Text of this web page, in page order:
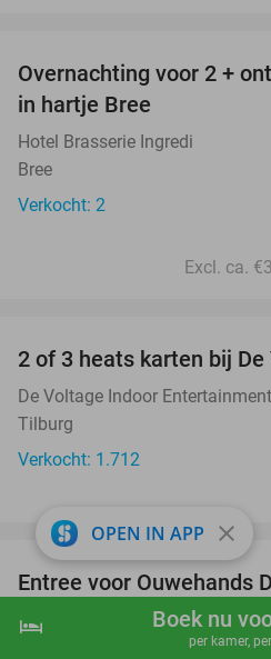
shopping_cart Boek
hotel Boek nu
per kamer,
TODAY
Overnachting voor 2 +
in hartje Bree
Hotel Brasserie Ingredi
Bree
Verkocht: 2
Excl. ca.
2 of 3 heats karten bij De
De Voltage Indoor Entertainment
Tilburg
Verkocht: 1.712
Entree voor Ouwehands
Ouwehands Dierenpark Rhenen
OPEN IN APP close